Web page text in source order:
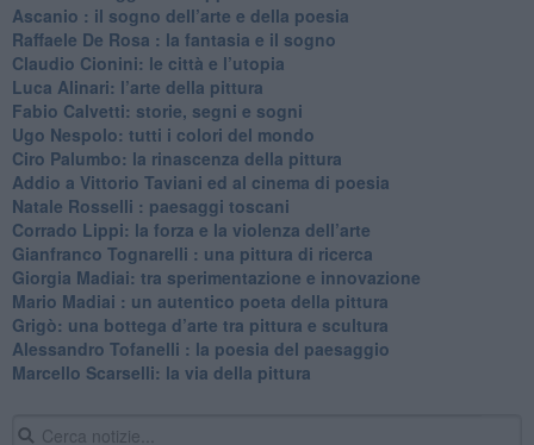
​Ascanio : il sogno dell’arte e della poesia
Raffaele De Rosa : la fantasia e il sogno
​Claudio Cionini: le città e l’utopia
Luca Alinari: l’arte della pittura
​Fabio Calvetti: storie, segni e sogni
Ugo Nespolo: tutti i colori del mondo
​Ciro Palumbo: la rinascenza della pittura
​Addio a Vittorio Taviani ed al cinema di poesia
​Natale Rosselli : paesaggi toscani
​Corrado Lippi: la forza e la violenza dell’arte
Gianfranco Tognarelli : una pittura di ricerca
Giorgia Madiai: tra sperimentazione e innovazione
Mario Madiai : un autentico poeta della pittura
Grigò: una bottega d’arte tra pittura e scultura
Alessandro Tofanelli : la poesia del paesaggio
​Marcello Scarselli: la via della pittura